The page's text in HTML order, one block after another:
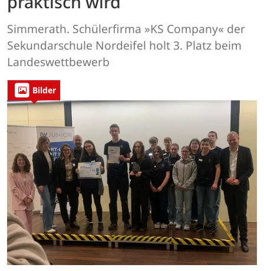
Simmerath. Schülerfirma »KS Company« der
Sekundarschule Nordeifel holt 3. Platz beim
Landeswettbewerb
Bilder